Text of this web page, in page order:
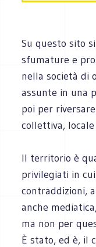
Su questo sito
sfumature e
nella società di
assunte in una
poi per
collettiva, locale
Il territorio è
privilegiati in
contraddizioni,
anche
ma non per
È stato, ed è, il